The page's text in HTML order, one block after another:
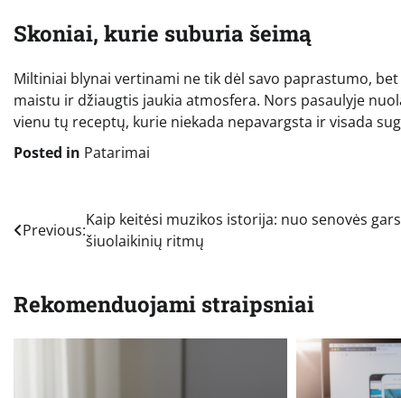
Skoniai, kurie suburia šeimą
Miltiniai blynai vertinami ne tik dėl savo paprastumo,
maistu ir džiaugtis jaukia atmosfera. Nors pasaulyje
vienu tų receptų, kurie niekada nepavargsta ir visada
Posted in Patarimai
Navigacija
įrašų
Previous:
Kaip keitėsi muzikos istorija: nuo senovės
šiuolaikinių ritmų
Rekomenduojami straipsniai